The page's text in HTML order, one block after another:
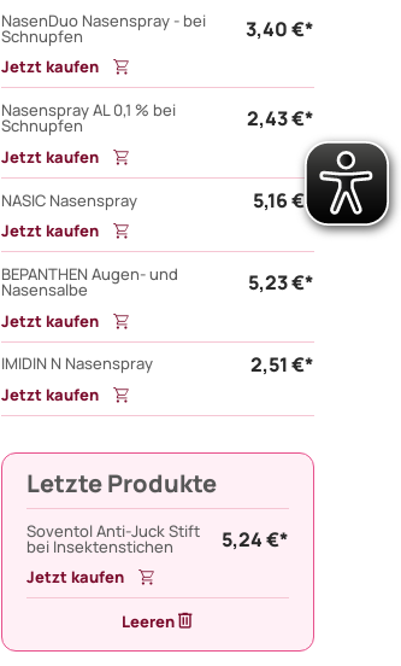
NasenDuo Nasenspray - bei
Schnupfen 3,40 €*
Jetzt kaufen
Nasenspray AL 0,1 % bei
Schnupfen 2,43 €*
Jetzt kaufen
NASIC Nasenspray
5,16 €*
Jetzt kaufen
BEPANTHEN Augen- und
Nasensalbe 5,23 €*
Jetzt kaufen
IMIDIN N Nasenspray
2,51 €*
Jetzt kaufen
Letzte Produkte
Soventol Anti-Juck Stift
bei Insektenstichen 5,24 €*
Jetzt kaufen
Leeren